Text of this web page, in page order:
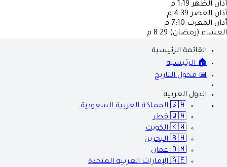
أذان الظهر 1:19 م
أذان العصر 4:39 م
أذان المغرب 7:10 م
العشاء (رمضان) 8:29 م
القائمة الرئيسية
🏠 الرئيسية
📅 محول التاريخ
الدول العربية
🇸🇦 المملكة العربية السعودية
🇶🇦 قطر
🇰🇼 الكويت
🇧🇭 البحرين
🇴🇲 عمان
🇦🇪 الإمارات العربية المتحدة